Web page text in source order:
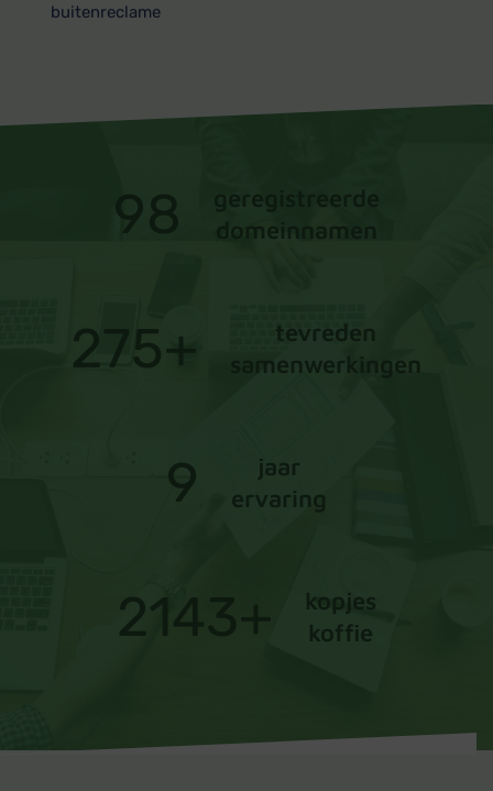
buitenreclame
98
geregistreerde
domeinnamen
275+
tevreden
samenwerkingen
9
jaar
ervaring
2143
kopjes
koffie